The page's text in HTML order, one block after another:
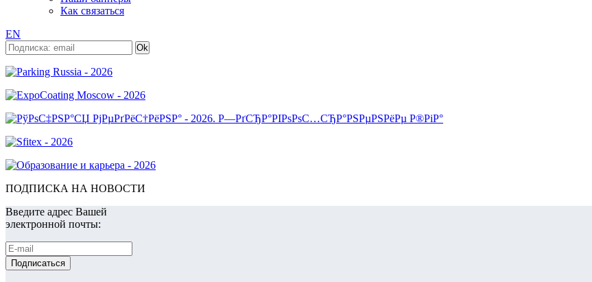
Как связаться
EN
ПОДПИСКА НА НОВОСТИ
Введите адрес Вашей
электронной почты: